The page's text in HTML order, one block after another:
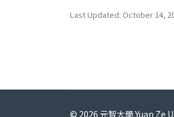
Last Updated: October 14,
© 2026 元智大學 Yuan Ze